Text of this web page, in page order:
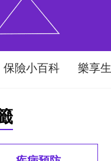
保險小百科 樂享